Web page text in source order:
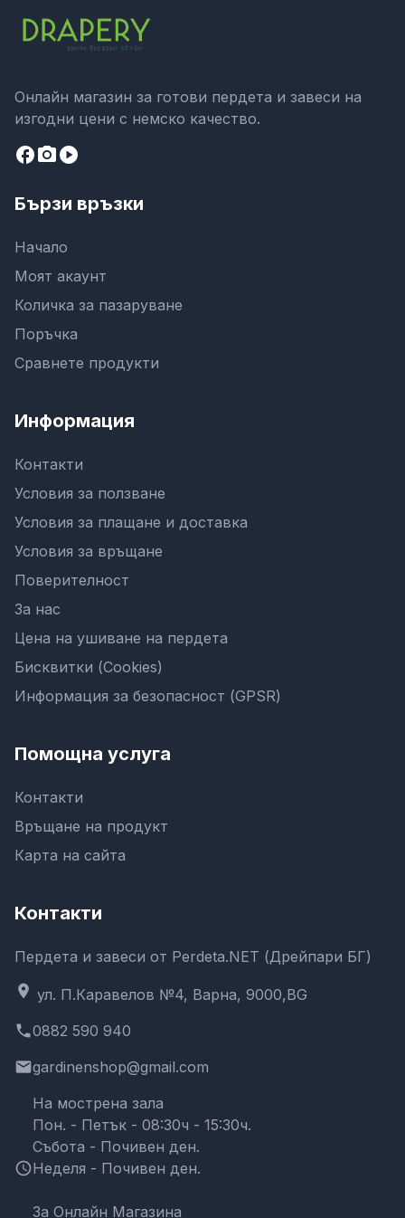
Онлайн магазин за готови пердета и завеси на
изгодни цени с немско качество.
facebookcamera_altplay_circle
Бързи връзки
Начало
Моят акаунт
Количка за пазаруване
Поръчка
Сравнете продукти
Информация
Контакти
Условия за ползване
Условия за плащане и доставка
Условия за връщане
Поверителност
За нас
Цена на ушиване на пердета
Бисквитки (Cookies)
Информация за безопасност (GPSR)
Помощна услуга
Контакти
Връщане на продукт
Карта на сайта
Контакти
Пердета и завеси от Perdeta.NET (Дрейпари БГ)
location_on ул. П.Каравелов №4, Варна, 9000,BG
phone0882 590 940
emailgardinenshop@gmail.com
schedule
На мострена зала
Пон. - Петък - 08:30ч - 15:30ч.
Събота - Почивен ден.
Неделя - Почивен ден.
За Онлайн Магазина